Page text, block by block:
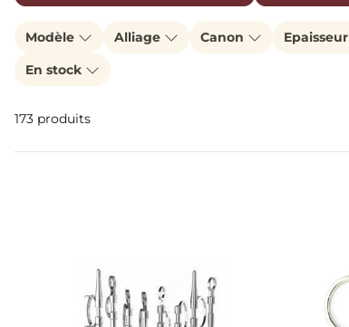
Modèle Alliage Canon Epaisseur
En stock
173 produits